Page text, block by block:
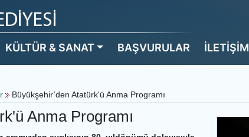
KÜLTÜR & SANAT BAŞVURULAR İLETİŞİM
Büyükşehir’den Atatürk'ü Anma Programı
Anma Programı